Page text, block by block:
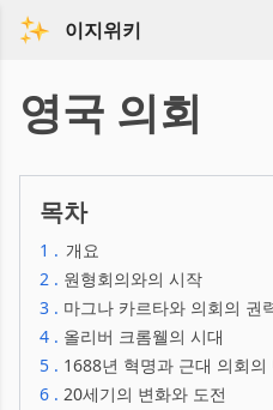
이지위키
영국 의회
목차
1 . 개요
2 . 원형회의와의 시작
3 . 마그나 카르타와 의회의 권
4 . 올리버 크롬웰의 시대
5 . 1688년 혁명과 근대 의회의
6 . 20세기의 변화와 도전